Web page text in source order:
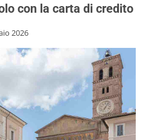
con la carta di credito
2026